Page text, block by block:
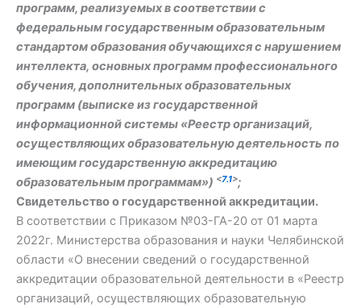
программ, реализуемых в соответствии с
федеральным государственным образовательным
стандартом образования обучающихся с нарушением
интеллекта, основных программ профессионального
обучения, дополнительных образовательных
программ (выписке из государственной
информационной системы «Реестр организаций,
осуществляющих образовательную деятельность по
имеющим государственную аккредитацию
образовательным программам») <7.1>;
Свидетельство о государственной аккредитации.
В соответствии с Приказом №03-ГА-20 от 01 марта
2022г. Министерства образования и науки Челябинской
области «О внесении сведений о государственной
аккредитации образовательной деятельности в «Реестр
организаций, осуществляющих образовательную